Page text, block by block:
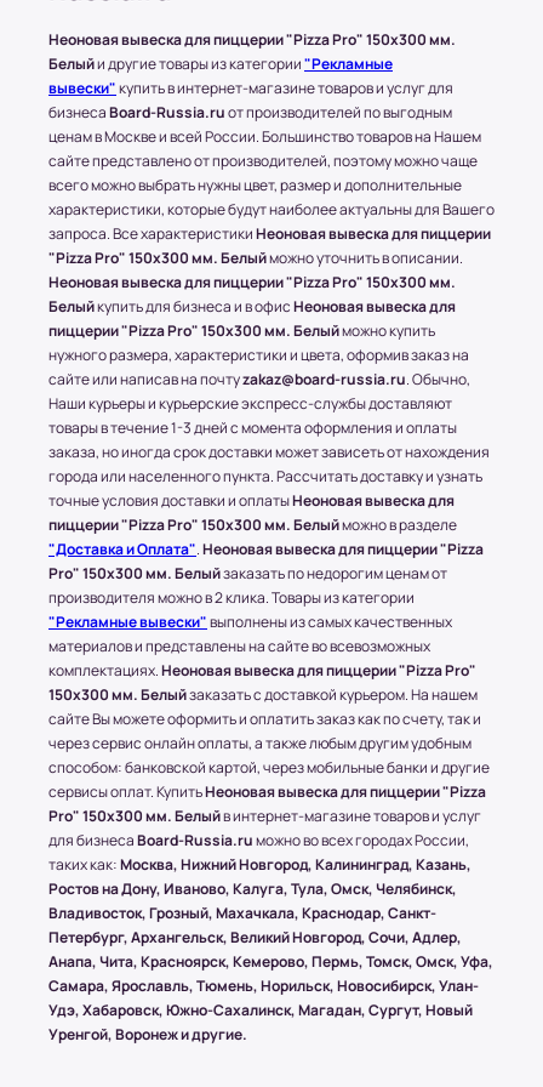
менеджером магазина.
Доставка по Московской области
Стоимость доставки составляет 700-1500
рублей в зависимости от месторасположения
конечного пункта.
* За расчетом точной стоимости доставки
обращайтесь к менеджеру по телефону: +7 (977)
790 85-84 (Даниил)
Транспортные Компании (ТК). Доставка в
соседние регионы и города России.
Доставка в другие области и города
осуществляется через любые ТК (Транспортные
компании), которые будут удобны клиенту.
С соседними регионами (кроме Москвы и МО) и
другими городами России компания Board-
Russia.ru работает по 100% предоплате.
Самые популярные Транспортные Компании:
ПЭК, СДЭК.
* Доставку, Наши клиенты оплачивают при
получении.
Доставка товара до пункта ТК по Москве
осуществляется бесплатно, при учете, что вес
всего заказа не превышает 15 кг или размером
1500х1000 (мм.).
(!) Все товары защищены от внешнего
воздействия посредством специальной
упаковки.
Условия оплаты в интернет-
супермаркете Board-Russia.ru
Неоновая вывеска для пиццерии "Pizza Pro" 150x300 мм.
Белыйи другие товары из категории"Рекламные
вывески"купить в интернет-магазине товаров и услуг для
бизнесаBoard-Russia.ruот производителей по выгодным
ценам в Москве и всей России. Большинство товаров на Нашем
сайте представлено от производителей, поэтому можно чаще
всего можно выбрать нужны цвет, размер и дополнительные
характеристики, которые будут наиболее актуальны для Вашего
запроса. Все характеристикиНеоновая вывеска для пиццерии
"Pizza Pro" 150x300 мм. Белыйможно уточнить в описании.
Неоновая вывеска для пиццерии "Pizza Pro" 150x300 мм.
Белыйкупить для бизнеса и в офисНеоновая вывеска для
пиццерии "Pizza Pro" 150x300 мм. Белыйможно купить
нужного размера, характеристики и цвета, оформив заказ на
сайте или написав на почтуzakaz@board-russia.ru. Обычно,
Наши курьеры и курьерские экспресс-службы доставляют
товары в течение 1-3 дней с момента оформления и оплаты
заказа, но иногда срок доставки может зависеть от нахождения
города или населенного пункта. Рассчитать доставку и узнать
точные условия доставки и оплатыНеоновая вывеска для
пиццерии "Pizza Pro" 150x300 мм. Белыйможно в разделе
"Доставка и Оплата".Неоновая вывеска для пиццерии "Pizza
Pro" 150x300 мм. Белыйзаказать по недорогим ценам от
производителя можно в 2 клика. Товары из категории
"Рекламные вывески"выполнены из самых качественных
материалов и представлены на сайте во всевозможных
комплектациях.Неоновая вывеска для пиццерии "Pizza Pro"
150x300 мм. Белыйзаказать с доставкой курьером. На нашем
сайте Вы можете оформить и оплатить заказ как по счету, так и
через сервис онлайн оплаты, а также любым другим удобным
способом: банковской картой, через мобильные банки и другие
сервисы оплат. КупитьНеоновая вывеска для пиццерии "Pizza
Pro" 150x300 мм. Белыйв интернет-магазине товаров и услуг
для бизнесаBoard-Russia.ruможно во всех городах России,
таких как:Москва, Нижний Новгород, Калининград, Казань,
Ростов на Дону, Иваново, Калуга, Тула, Омск, Челябинск,
Владивосток, Грозный, Махачкала, Краснодар, Санкт-
Петербург, Архангельск, Великий Новгород, Сочи, Адлер,
Анапа, Чита, Красноярск, Кемерово, Пермь, Томск, Омск, Уфа,
Самара, Ярославль, Тюмень, Норильск, Новосибирск, Улан-
Удэ, Хабаровск, Южно-Сахалинск, Магадан, Сургут, Новый
Уренгой, Воронеж и другие.